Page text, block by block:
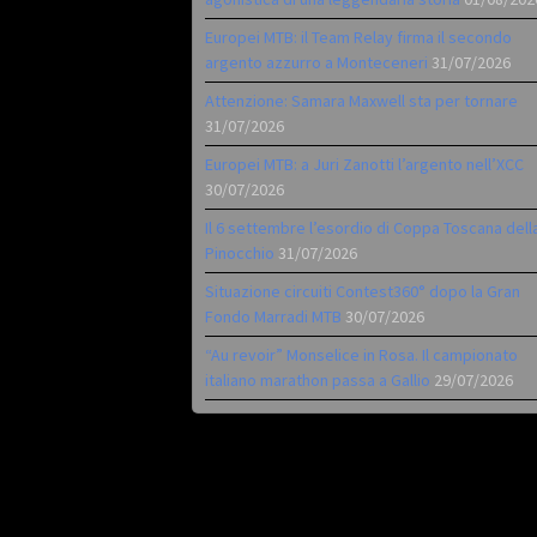
Europei MTB: il Team Relay firma il secondo
argento azzurro a Monteceneri 31/07/2026
Attenzione: Samara Maxwell sta per tornare
31/07/2026
Europei MTB: a Juri Zanotti l’argento nell’XCC
30/07/2026
Il 6 settembre l’esordio di Coppa Toscana
Pinocchio 31/07/2026
Situazione circuiti Contest360° dopo la Gran
Fondo Marradi MTB 30/07/2026
“Au revoir” Monselice in Rosa. Il campionato
italiano marathon passa a Gallio 29/07/2026